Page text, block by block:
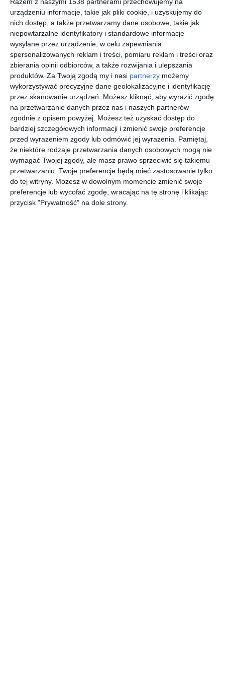
Razem z naszymi 1538 partnerami przechowujemy na
urządzeniu informacje, takie jak pliki cookie, i uzyskujemy do
nich dostęp, a także przetwarzamy dane osobowe, takie jak
niepowtarzalne identyfikatory i standardowe informacje
wysyłane przez urządzenie, w celu zapewniania
spersonalizowanych reklam i treści, pomiaru reklam i treści oraz
zbierania opinii odbiorców, a także rozwijania i ulepszania
produktów. Za Twoją zgodą my i nasi partnerzy możemy
wykorzystywać precyzyjne dane geolokalizacyjne i identyfikację
przez skanowanie urządzeń. Możesz kliknąć, aby wyrazić zgodę
na przetwarzanie danych przez nas i naszych partnerów
zgodnie z opisem powyżej. Możesz też uzyskać dostęp do
bardziej szczegółowych informacji i zmienić swoje preferencje
przed wyrażeniem zgody lub odmówić jej wyrażenia. Pamiętaj,
że niektóre rodzaje przetwarzania danych osobowych mogą nie
wymagać Twojej zgody, ale masz prawo sprzeciwić się takiemu
przetwarzaniu. Twoje preferencje będą mieć zastosowanie tylko
do tej witryny. Możesz w dowolnym momencie zmienić swoje
preferencje lub wycofać zgodę, wracając na tę stronę i klikając
przycisk "Prywatność" na dole strony.
DH Door Premium
Dodaj do ulubionych
Wizualizacja: hol